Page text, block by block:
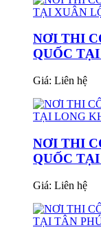
NƠI THI
QUỐC
Giá: Liên hệ
NƠI THI
QUỐC
Giá: Liên hệ